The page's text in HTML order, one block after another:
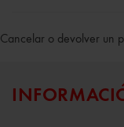
Cancelar o devolver un